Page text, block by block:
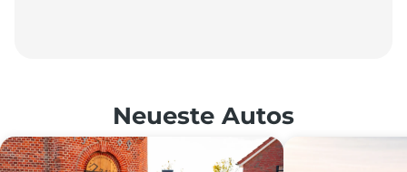
Neueste Autos